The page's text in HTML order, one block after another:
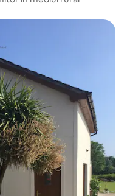
oaspeților